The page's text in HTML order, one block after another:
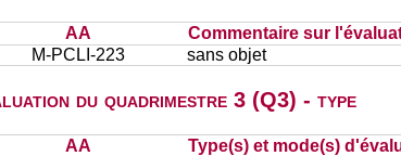
AA
Commentaire sur
M-PCLI-223
sans objet
du quadrimestre 3 (Q3) - type
AA
Type(s) et mode(s)